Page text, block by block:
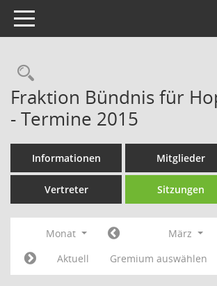
Toggle navigation
Rechercheauswahl
Fraktion Bündnis für
- Termine 2015
Informationen Mitglieder
Vertreter Sitzungen
Monat März
Aktuell
Gremium auswählen